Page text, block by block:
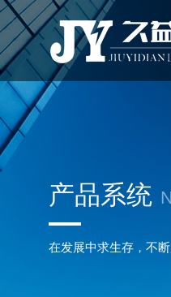
产品系统
在发展中求生存，不